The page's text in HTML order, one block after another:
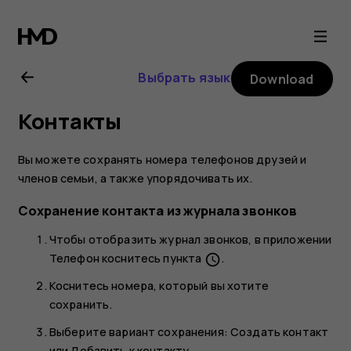
Nokia
2.1
user
guide
Выбрать язык Download
Контакты
Вы можете сохранять номера телефонов друзей и
членов семьи, а также упорядочивать их.
Сохранение контакта из журнала звонков
Чтобы отобразить журнал звонков, в приложении
Телефон коснитесь пункта schedule.
Коснитесь номера, который вы хотите
сохранить.
Выберите вариант сохранения:Создать контакт